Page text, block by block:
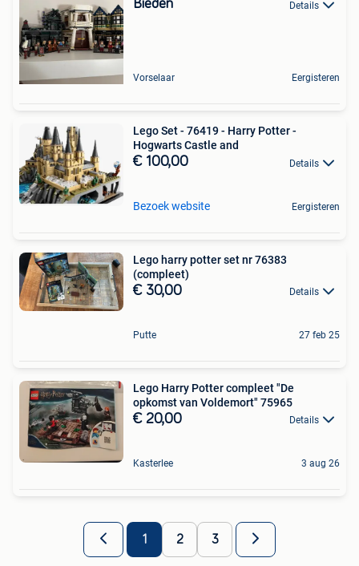
Bieden Details
Vorselaar Eergisteren
Lego Set - 76419 - Harry Potter -
Hogwarts Castle and
€ 100,00 Details
Bezoek website Eergisteren
Lego harry potter set nr 76383
(compleet)
€ 30,00 Details
Putte 27 feb 25
Lego Harry Potter compleet "De
opkomst van Voldemort" 75965
€ 20,00 Details
Kasterlee 3 aug 26
1 2 3